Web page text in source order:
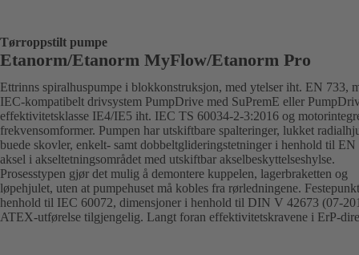
Tørroppstilt pumpe
Etanorm/Etanorm MyFlow/Etanorm Pro
Ettrinns spiralhuspumpe i blokkonstruksjon, med ytelser iht. EN 733,
IEC-kompatibelt drivsystem PumpDrive med SuPremE eller
effektivitetsklasse IE4/IE5 iht. IEC TS 60034-2-3:2016 og
frekvensomformer. Pumpen har utskiftbare spalteringer, lukket
buede skovler, enkelt- samt dobbeltglideringstetninger i henhold til EN
aksel i akseltetningsområdet med utskiftbar akselbeskyttelseshylse.
Prosesstypen gjør det mulig å demontere kuppelen, lagerbraketten og
løpehjulet, uten at pumpehuset må kobles fra rørledningene.
henhold til IEC 60072, dimensjoner i henhold til DIN V 42673 (07-
ATEX-utførelse tilgjengelig. Langt foran effektivitetskravene i ErP-